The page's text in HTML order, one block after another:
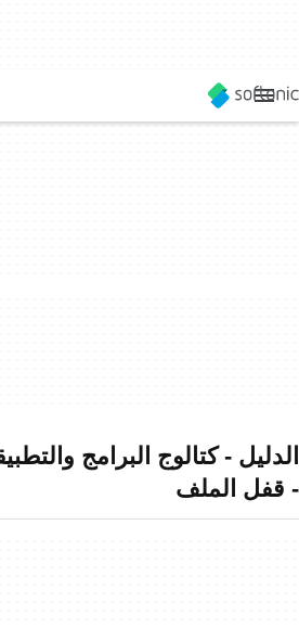
الدليل - كتالوج البرامج
- قفل الملف